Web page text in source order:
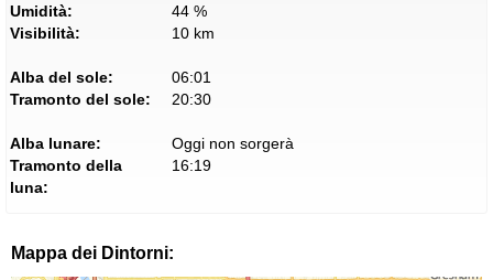
Umidità:
44 %
Visibilità:
10 km
Alba del sole:
06:01
Tramonto del sole:
20:30
Alba lunare:
Oggi non sorgerà
Tramonto della
luna:
16:19
Mappa dei Dintorni: